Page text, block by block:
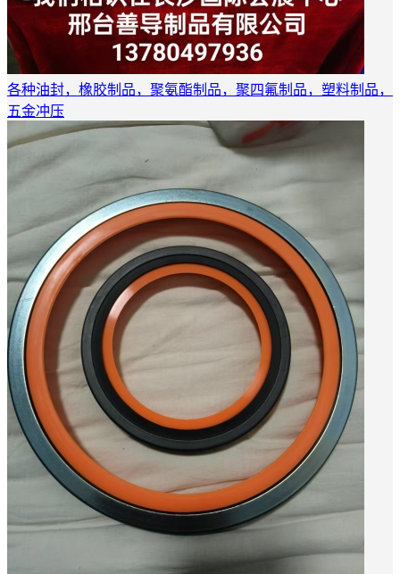
各种油封，橡胶制品，聚氨酯制品，聚四氟制品，塑料制品，
五金冲压